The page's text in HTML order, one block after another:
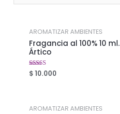
AROMATIZAR AMBIENTES
Fragancia al 100% 10 ml.
Ártico
Valorado
en
$ 10.000
AROMATIZAR AMBIENTES